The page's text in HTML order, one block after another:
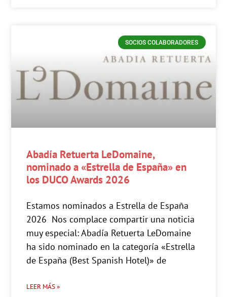
SOCIOS COLABORADORES
Abadía Retuerta LeDomaine,
nominado a «Estrella de España» en
los DUCO Awards 2026
Estamos nominados a Estrella de España
2026 Nos complace compartir una noticia
muy especial: Abadía Retuerta LeDomaine
ha sido nominado en la categoría «Estrella
de España (Best Spanish Hotel)» de
LEER MÁS »